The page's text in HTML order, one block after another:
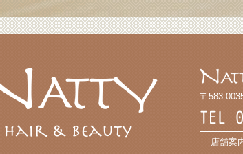
〒583-
TEL
店舗案